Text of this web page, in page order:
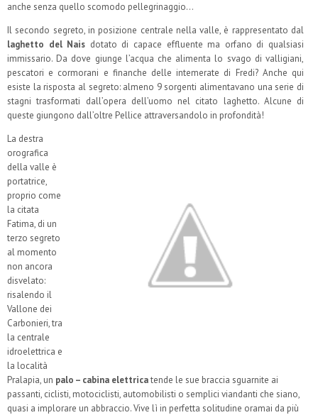
anche senza quello scomodo pellegrinaggio…
Il secondo segreto, in posizione centrale nella valle, è rappresentato dal
laghetto del Nais dotato di capace effluente ma orfano di qualsiasi
immissario. Da dove giunge l’acqua che alimenta lo svago di valligiani,
pescatori e cormorani e finanche delle intemerate di Fredi? Anche qui
esiste la risposta al segreto: almeno 9 sorgenti alimentavano una serie di
stagni trasformati dall’opera dell’uomo nel citato laghetto. Alcune di
queste giungono dall’oltre Pellice attraversandolo in profondità!
La destra
orografica
della valle è
portatrice,
proprio come
la citata
Fatima, di un
terzo segreto
al momento
non ancora
disvelato:
risalendo il
Vallone dei
Carbonieri, tra
la centrale
idroelettrica e
la località
Pralapia, un palo – cabina elettricatende le sue braccia sguarnite ai
passanti, ciclisti, motociclisti, automobilisti o semplici viandanti che siano,
quasi a implorare un abbraccio. Vive lì in perfetta solitudine oramai da più